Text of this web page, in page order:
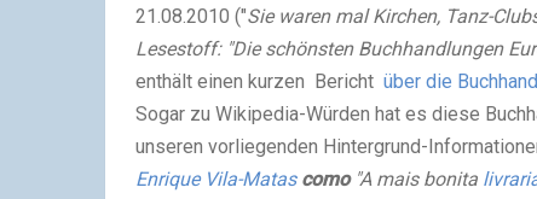
21.08.2010 ("Sie waren mal Kirchen, Tanz-
Lesestoff: "Die schönsten Buchhandlungen
enthält einen kurzen Bericht über die
Sogar zu Wikipedia-Würden hat es diese
unseren vorliegenden Hintergrund-
Enrique Vila-Matas como"A mais bonita